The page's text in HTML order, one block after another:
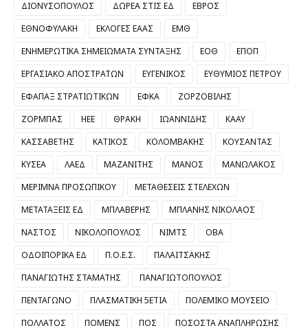
ΔΙΟΝΥΣΟΠΟΥΛΟΣ
ΔΩΡΕΑ ΣΤΙΣ ΕΔ
ΕΒΡΟΣ
ΕΘΝΟΦΥΛΑΚΗ
ΕΚΛΟΓΕΣ ΕΑΑΣ
ΕΜΘ
ΕΝΗΜΕΡΩΤΙΚΑ ΣΗΜΕΙΩΜΑΤΑ ΣΥΝΤΑΞΗΣ
ΕΟΘ
ΕΠΟΠ
ΕΡΓΑΣΙΑΚΟ ΑΠΟΣΤΡΑΤΩΝ
ΕΥΓΕΝΙΚΟΣ
ΕΥΘΥΜΙΟΣ ΠΕΤΡΟΥ
ΕΦΑΠΑΞ ΣΤΡΑΤΙΩΤΙΚΩΝ
ΕΦΚΑ
ΖΟΡΖΟΒΙΛΗΣ
ΖΟΡΜΠΑΣ
ΗΕΕ ΘΡΑΚΗ ΙΩΑΝΝΙΔΗΣ
ΚΑΑΥ
ΚΑΣΣΑΒΕΤΗΣ
ΚΑΤΙΚΟΣ ΚΟΛΟΜΒΑΚΗΣ
ΚΟΥΣΑΝΤΑΣ
ΚΥΣΕΑ
ΛΑΕΔ ΜΑΖΑΝΙΤΗΣ ΜΑΝΟΣ
ΜΑΝΩΛΑΚΟΣ
ΜΕΡΙΜΝΑ ΠΡΟΣΩΠΙΚΟΥ
ΜΕΤΑΘΕΣΕΙΣ ΣΤΕΛΕΧΩΝ
ΜΕΤΑΤΑΞΕΙΣ ΕΔ
ΜΠΛΑΒΕΡΗΣ
ΜΠΛΑΝΗΣ ΝΙΚΟΛΑΟΣ
ΝΑΣΤΟΣ
ΝΙΚΟΛΟΠΟΥΛΟΣ ΝΙΜΤΣ
ΟΒΑ
ΟΔΟΙΠΟΡΙΚΑ ΕΔ
Π.Ο.Ε.Σ.
ΠΑΛΑΙΤΣΑΚΗΣ
ΠΑΝΑΓΙΩΤΗΣ ΣΤΑΜΑΤΗΣ
ΠΑΝΑΓΙΩΤΟΠΟΥΛΟΣ
ΠΕΝΤΑΓΩΝΟ
ΠΛΑΣΜΑΤΙΚΗ 5ΕΤΙΑ
ΠΟΛΕΜΙΚΟ ΜΟΥΣΕΙΟ
ΠΟΛΛΑΤΟΣ
ΠΟΜΕΝΣ ΠΟΣ ΠΟΣΟΣΤΑ ΑΝΑΠΛΗΡΩΣΗΣ